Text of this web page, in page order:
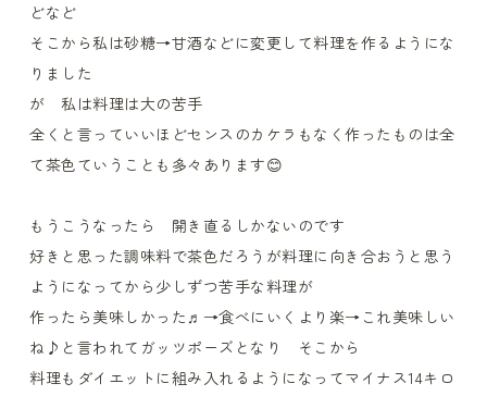
どなど
そこから私は砂糖→甘酒などに変更して料理を作るようにな
りました
が 私は料理は大の苦手
全くと言っていいほどセンスのカケラもなく作ったものは全
て茶色ていうことも多々あります😊
もうこうなったら 開き直るしかないのです
好きと思った調味料で茶色だろうが料理に向き合おうと思う
ようになってから少しずつ苦手な料理が
作ったら美味しかった♬→食べにいくより楽→これ美味しい
ね♪と言われてガッツポーズとなり そこから
料理もダイエットに組み入れるようになってマイナス14キロ